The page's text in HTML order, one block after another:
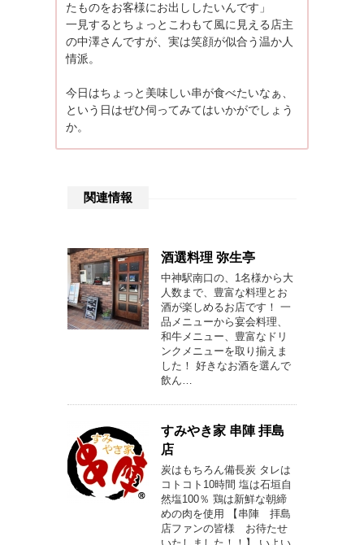
たものをお客様にお出ししたいんです」
一見するとちょっとこわもて風に見える店主
の中澤さんですが、実は笑顔が似合う温か人
情派。
今日はちょっと美味しい串が食べたいなぁ、
という日はぜひ伺ってみてはいかがでしょう
か。
関連情報
酒選料理 弥生亭
中神駅南口の、1名様から大
人数まで、豊富な料理とお
酒が楽しめるお店です！ 一
品メニューから宴会料理、
和牛メニュー、豊富なドリ
ンクメニューを取り揃えま
した！ 好きなお酒を選んで
飲ん…
すみやき家 串陣 拝島
店
炭はもちろん備長炭 タレは
コトコト10時間 塩は石垣自
然塩100％ 鶏は新鮮な朝締
めの肉を使用 【串陣 拝島
店ファンの皆様 お待たせ